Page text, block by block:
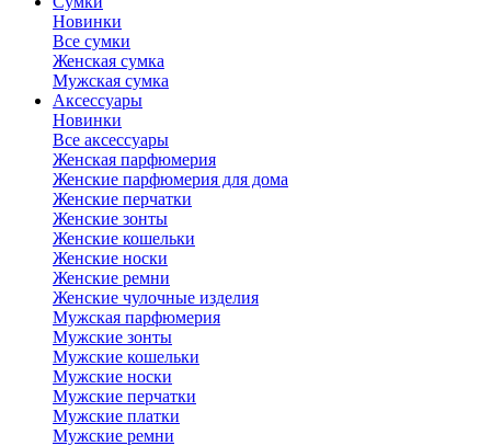
Новинки
Все сумки
Женская сумка
Мужская сумка
Аксессуары
Новинки
Все аксессуары
Женская парфюмерия
Женские парфюмерия для дома
Женские перчатки
Женские зонты
Женские кошельки
Женские носки
Женские ремни
Женские чулочные изделия
Мужская парфюмерия
Мужские зонты
Мужские кошельки
Мужские носки
Мужские перчатки
Мужские платки
Мужские ремни